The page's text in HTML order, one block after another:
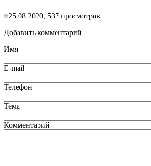
25.08.2020, 537 просмотров.
Добавить комментарий
Имя
E-mail
Телефон
Тема
Комментарий